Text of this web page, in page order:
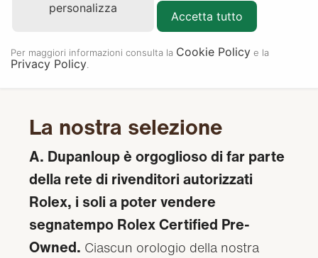
La nostra selezione
A. Dupanloup è orgoglioso di far parte
della rete di rivenditori autorizzati
Rolex, i soli a poter vendere
segnatempo Rolex Certified Pre-
Owned. Ciascun orologio della nostra
personalizza
Accetta tutto
Per maggiori informazioni consulta la Cookie Policy e la
Privacy Policy